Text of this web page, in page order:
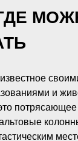
известное
и